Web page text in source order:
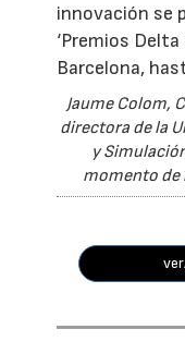
innovación se
‘Premios
Barcelona,
Jaume Colom,
directora de la
y
momento de